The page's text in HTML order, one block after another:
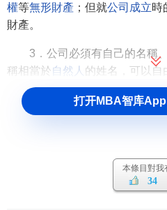
權等無形財產 ；但就公司成立時
財產。
3．公司必須有自己的名稱、
稱相當於自然人 的姓名，可以自
種類即有限責任公司或股份有限
公司法人
不同於很多其他法
致，也可以不一致。但住所是
訴訟之管
打开MBA智库
本條目對我
34